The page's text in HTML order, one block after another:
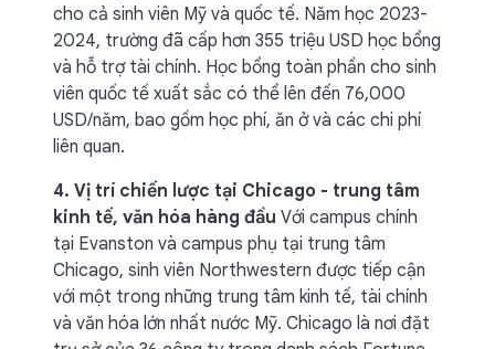
cho cả sinh viên Mỹ và quốc tế. Năm học 2023-
2024, trường đã cấp hơn 355 triệu USD học bổng
và hỗ trợ tài chính. Học bổng toàn phần cho sinh
viên quốc tế xuất sắc có thể lên đến 76,000
USD/năm, bao gồm học phí, ăn ở và các chi phí
liên quan.
4. Vị trí chiến lược tại Chicago - trung tâm
kinh tế, văn hóa hàng đầu Với campus chính
tại Evanston và campus phụ tại trung tâm
Chicago, sinh viên Northwestern được tiếp cận
với một trong những trung tâm kinh tế, tài chính
và văn hóa lớn nhất nước Mỹ. Chicago là nơi đặt